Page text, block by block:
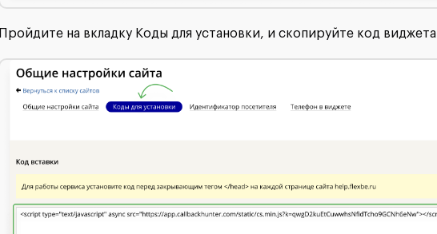
Пройдите на вкладку Коды для установки, и скопируйте код виджета